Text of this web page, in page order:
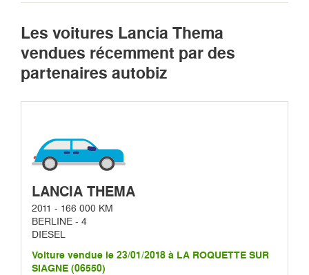
Les voitures Lancia Thema
vendues récemment par des
partenaires autobiz
LANCIA THEMA
2011 - 166 000 KM
BERLINE - 4
DIESEL
Voiture vendue le 23/01/2018 à LA ROQUETTE SUR
SIAGNE (06550)